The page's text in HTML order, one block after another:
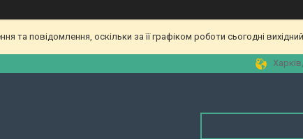
та повідомлення, оскільки за її графіком роботи сьогодні